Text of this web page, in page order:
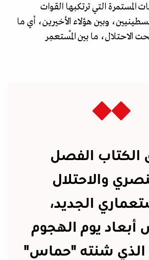
المستمرة التي ترتكبها القوات
وبين هؤلاء الأخيرين، أي ما
الاحتلال، ما بين المُستعمِر
الكتاب الفصل
والاحتلال
الجديد،
أبعاد يوم الهجوم
الذي شنته "حماس"